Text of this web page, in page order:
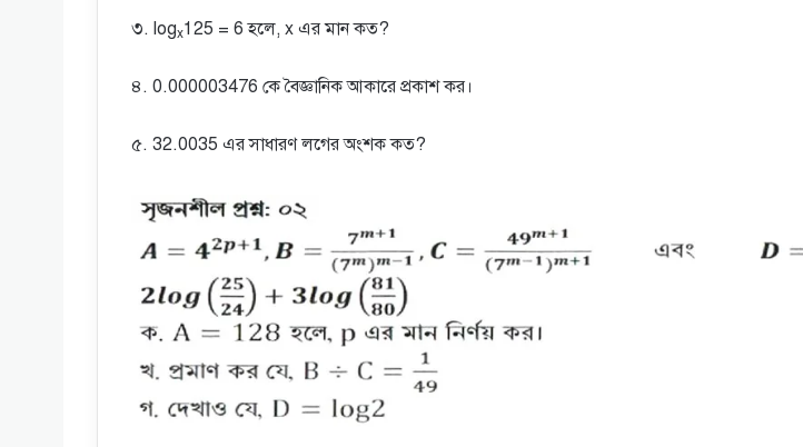
৩. logx125 = 6হলে, x এর মান কত?
৪. 0.000003476 কে বৈজ্ঞানিক আকারে প্রকাশ কর।
৫. 32.0035 এর সাধারণ লগের অংশক কত?